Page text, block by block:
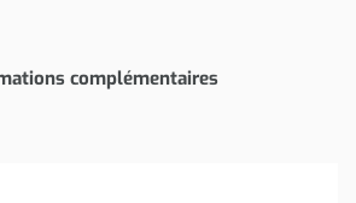
complémentaires